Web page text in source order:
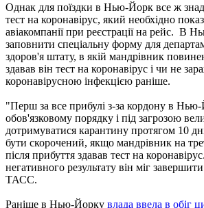
Однак для поїздки в Нью-Йорк все ж
тест на коронавірус, який необхідно
авіакомпанії при реєстрації на рейс. В
заповнити спеціальну форму для
здоров'я штату, в якій мандрівник
здавав він тест на коронавірус і чи не
коронавірусною інфекцією раніше.
"Перш за все прибулі з-за кордону в
обов'язковому порядку і під загрозою
дотримуватися карантину протягом 10
бути скорочений, якщо мандрівник на
після прибуття здавав тест на
негативного результату він міг
ТАСС.
Раніше в Нью-Йорку влада ввела в обіг